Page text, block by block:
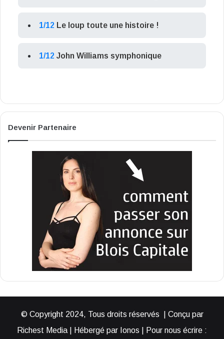
1/12 Le loup toute une histoire !
1/12 John Williams symphonique
Devenir Partenaire
© Copyright 2024, Tous droits réservés | Conçu par
Richest Media | Hébergé par Ionos | Pour nous écrire :